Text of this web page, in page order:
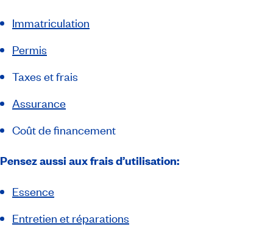
Immatriculation
Permis
Taxes et frais
Assurance
Coût de financement
Pensez aussi auxfrais d’utilisation:
Essence
Entretien et réparations